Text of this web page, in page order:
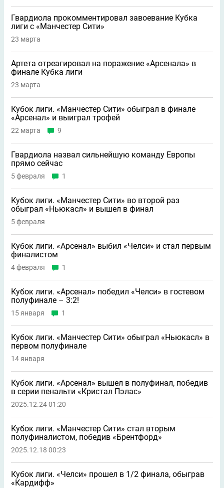
Гвардиола прокомментировал завоевание Кубка
лиги с «Манчестер Сити»
23 марта
Артета отреагировал на поражение «Арсенала» в
финале Кубка лиги
23 марта
Кубок лиги. «Манчестер Сити» обыграл в финале
«Арсенал» и выиграл трофей
22 марта 9
Гвардиола назвал сильнейшую команду Европы
прямо сейчас
5 февраля 1
Кубок лиги. «Манчестер Сити» во второй раз
обыграл «Ньюкасл» и вышел в финал
5 февраля
Кубок лиги. «Арсенал» выбил «Челси» и стал первым
финалистом
4 февраля 1
Кубок лиги. «Арсенал» победил «Челси» в гостевом
полуфинале – 3:2!
15 января 1
Кубок лиги. «Манчестер Сити» обыграл «Ньюкасл» в
первом полуфинале
14 января
Кубок лиги. «Арсенал» вышел в полуфинал, победив
в серии пенальти «Кристал Пэлас»
2025.12.24 01:20
Кубок лиги. «Манчестер Сити» стал вторым
полуфиналистом, победив «Брентфорд»
2025.12.18 00:23
Кубок лиги. «Челси» прошел в 1/2 финала, обыграв
«Кардифф»